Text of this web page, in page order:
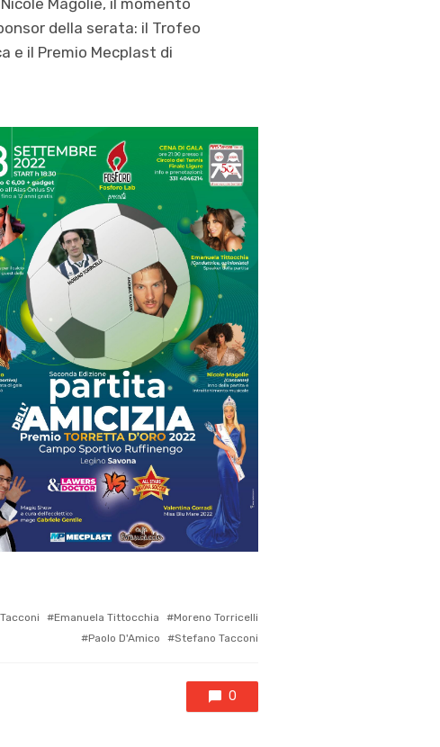
della serata: il Trofeo
e il Premio Mecplast di
Emanuela Tittocchia
Moreno Torricelli
Paolo D'Amico
Stefano Tacconi
0